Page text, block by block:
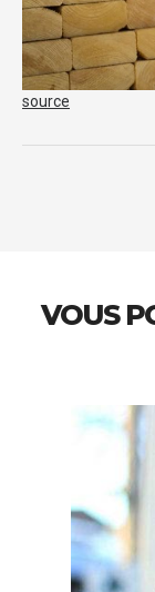
source
VOUS